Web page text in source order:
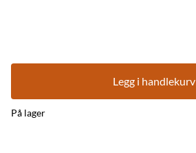
Legg i handlekurv
På lager